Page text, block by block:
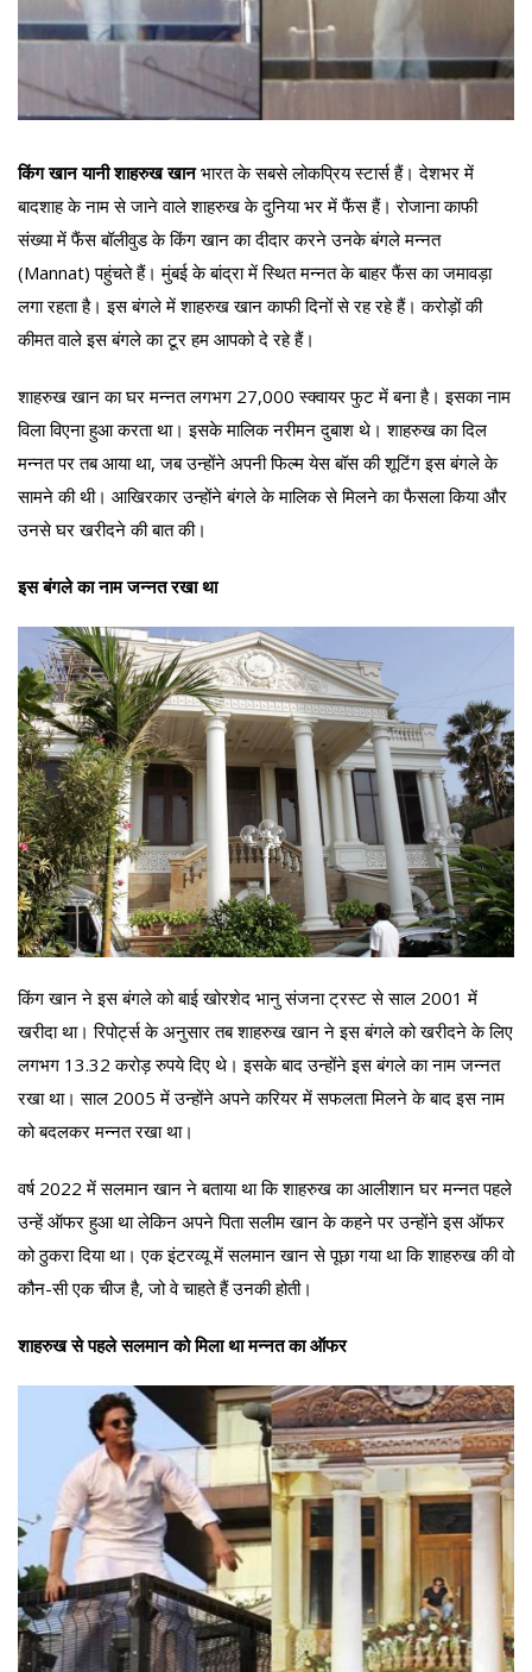
किंग खान यानी शाहरुख खानभारत के सबसे लोकप्रिय स्टार्स हैं। देशभर में
बादशाह के नाम से जाने वाले शाहरुख के दुनिया भर में फैंस हैं। रोजाना काफी
संख्या में फैंस बॉलीवुड के किंग खान का दीदार करने उनके बंगले मन्नत
(Mannat) पहुंचते हैं। मुंबई के बांद्रा में स्थित मन्नत के बाहर फैंस का जमावड़ा
लगा रहता है। इस बंगले में शाहरुख खान काफी दिनों से रह रहे हैं। करोड़ों की
कीमत वाले इस बंगले का टूर हम आपको दे रहे हैं।
शाहरुख खान का घर मन्नत लगभग 27,000 स्क्वायर फुट में बना है। इसका नाम
विला विएना हुआ करता था। इसके मालिक नरीमन दुबाश थे। शाहरुख का दिल
मन्नत पर तब आया था, जब उन्होंने अपनी फिल्म येस बॉस की शूटिंग इस बंगले के
सामने की थी। आखिरकार उन्होंने बंगले के मालिक से मिलने का फैसला किया और
उनसे घर खरीदने की बात की।
इस बंगले का नाम जन्नत रखा था
किंग खान ने इस बंगले को बाई खोरशेद भानु संजना ट्रस्ट से साल 2001 में
खरीदा था। रिपोर्ट्स के अनुसार तब शाहरुख खान ने इस बंगले को खरीदने के लिए
लगभग 13.32 करोड़ रुपये दिए थे। इसके बाद उन्होंने इस बंगले का नाम जन्नत
रखा था। साल 2005 में उन्होंने अपने करियर में सफलता मिलने के बाद इस नाम
को बदलकर मन्नत रखा था।
वर्ष 2022 में सलमान खान ने बताया था कि शाहरुख का आलीशान घर मन्नत पहले
उन्हें ऑफर हुआ था लेकिन अपने पिता सलीम खान के कहने पर उन्होंने इस ऑफर
को ठुकरा दिया था। एक इंटरव्यू में सलमान खान से पूछा गया था कि शाहरुख की वो
कौन-सी एक चीज है, जो वे चाहते हैं उनकी होती।
शाहरुख से पहले सलमान को मिला था मन्नत का ऑफर